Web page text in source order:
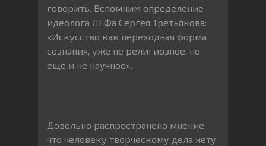
говорить. Вспомним определение
идеолога ЛЕФа Сергея Третьякова:
«Искусство как переходная форма
сознания, уже не религиозное, но
еще и не научное».
Довольно распространено мнение,
что человеку творческому дела нету